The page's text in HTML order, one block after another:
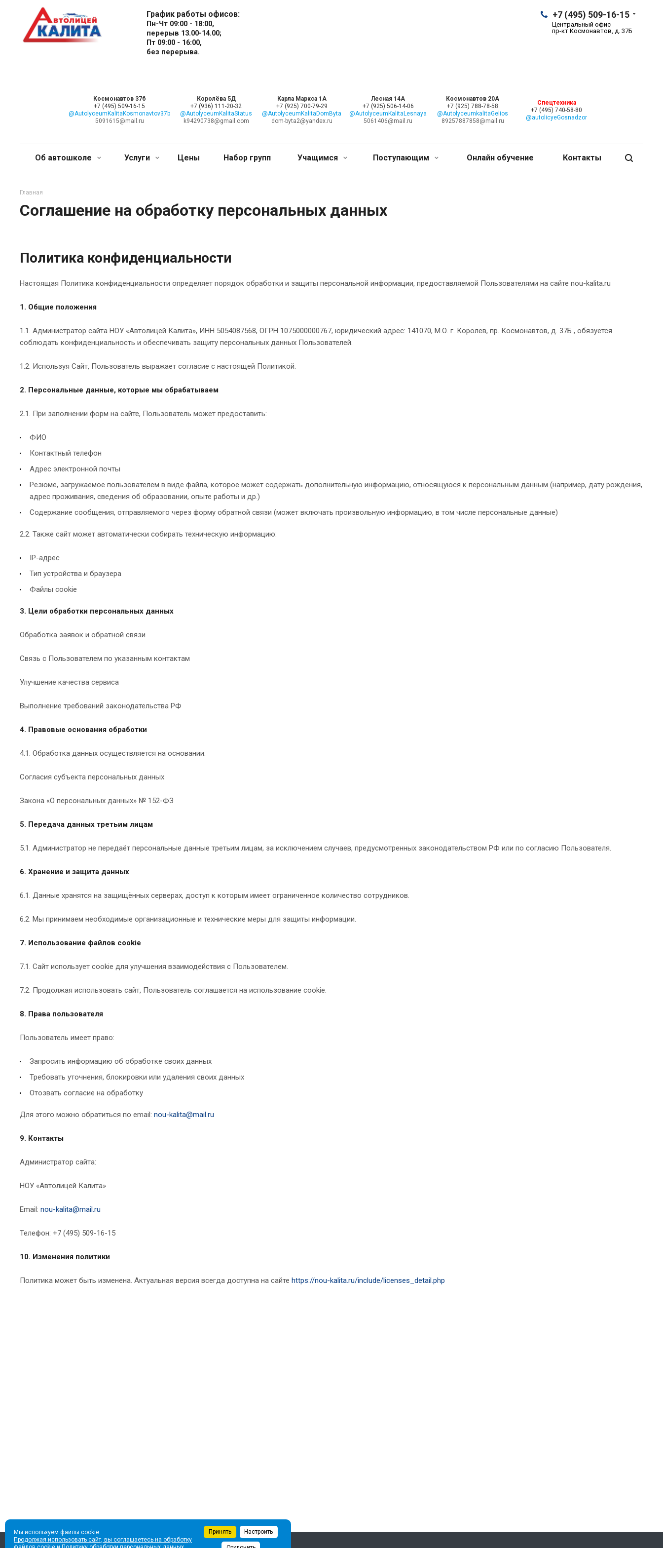
График работы офисов:
Пн-Чт 09:00 - 18:00,
перерыв 13.00-14.00;
Пт 09:00 - 16:00,
без перерыва.
+7 (495) 509-16-15
Центральный офис
пр-кт Космонавтов, д. 37Б
Космонавтов 37б
+7 (495) 509-16-15
@AutolyceumKalitaKosmonavtov37b
5091615@mail.ru
Королёва 5Д
+7 (936) 111-20-32
@AutolyceumKalitaStatus
k94290738@gmail.com
Карла Маркса 1А
+7 (925) 700-79-29
@AutolyceumKalitaDomByta
dom-byta2@yandex.ru
Лесная 14А
+7 (925) 506-14-06
@AutolyceumKalitaLesnaya
5061406@mail.ru
Космонавтов 20А
+7 (925) 788-78-58
@AutolyceumkalitaGelios
89257887858@mail.ru
Спецтехника
+7 (495) 740-58-80
@autolicyeGosnadzor
Об автошколе Услуги Цены Набор групп Учащимся Поступающим Онлайн обучение Контакты
Главная
Соглашение на обработку персональных данных
Политика конфиденциальности
Настоящая Политика конфиденциальности определяет порядок обработки и защиты персональной информации, предоставляемой Пользователями на сайте nou-kalita.ru
1. Общие положения
1.1. Администратор сайта НОУ «Автолицей Калита», ИНН 5054087568, ОГРН 1075000000767, юридический адрес: 141070, М.О. г. Королев, пр. Космонавтов, д. 37Б , обязуется
соблюдать конфиденциальность и обеспечивать защиту персональных данных Пользователей.
1.2. Используя Сайт, Пользователь выражает согласие с настоящей Политикой.
2. Персональные данные, которые мы обрабатываем
2.1. При заполнении форм на сайте, Пользователь может предоставить:
ФИО
Контактный телефон
Адрес электронной почты
Резюме, загружаемое пользователем в виде файла, которое может содержать дополнительную информацию, относящуюся к персональным данным (например, дату рождения,
адрес проживания, сведения об образовании, опыте работы и др.)
Содержание сообщения, отправляемого через форму обратной связи (может включать произвольную информацию, в том числе персональные данные)
2.2. Также сайт может автоматически собирать техническую информацию:
IP-адрес
Тип устройства и браузера
Файлы cookie
3. Цели обработки персональных данных
Обработка заявок и обратной связи
Связь с Пользователем по указанным контактам
Улучшение качества сервиса
Выполнение требований законодательства РФ
4. Правовые основания обработки
4.1. Обработка данных осуществляется на основании:
Согласия субъекта персональных данных
Закона «О персональных данных» № 152-ФЗ
5. Передача данных третьим лицам
5.1. Администратор не передаёт персональные данные третьим лицам, за исключением случаев, предусмотренных законодательством РФ или по согласию Пользователя.
6. Хранение и защита данных
6.1. Данные хранятся на защищённых серверах, доступ к которым имеет ограниченное количество сотрудников.
6.2. Мы принимаем необходимые организационные и технические меры для защиты информации.
7. Использование файлов cookie
7.1. Сайт использует cookie для улучшения взаимодействия с Пользователем.
7.2. Продолжая использовать сайт, Пользователь соглашается на использование cookie.
8. Права пользователя
Пользователь имеет право:
Запросить информацию об обработке своих данных
Требовать уточнения, блокировки или удаления своих данных
Отозвать согласие на обработку
Для этого можно обратиться по email: nou-kalita@mail.ru
9. Контакты
Администратор сайта:
НОУ «Автолицей Калита»
Email: nou-kalita@mail.ru
Телефон: +7 (495) 509-16-15
10. Изменения политики
Политика может быть изменена. Актуальная версия всегда доступна на сайте https://nou-kalita.ru/include/licenses_detail.php
Мы используем файлы cookie.
Продолжая использовать сайт, вы соглашаетесь на обработку
Принять Настроить